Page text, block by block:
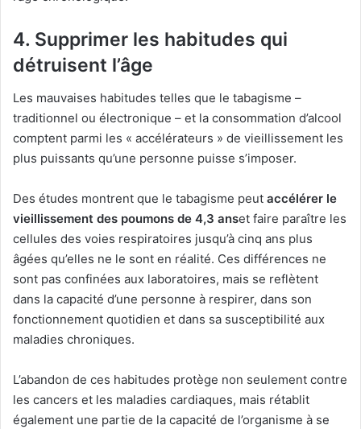
4. Supprimer les habitudes qui
détruisent l’âge
Les mauvaises habitudes telles que le tabagisme –
traditionnel ou électronique – et la consommation d’alcool
comptent parmi les « accélérateurs » de vieillissement les
plus puissants qu’une personne puisse s’imposer.
Des études montrent que le tabagisme peut accélérer le
vieillissement des poumons de 4,3 anset faire paraître les
cellules des voies respiratoires jusqu’à cinq ans plus
âgées qu’elles ne le sont en réalité. Ces différences ne
sont pas confinées aux laboratoires, mais se reflètent
dans la capacité d’une personne à respirer, dans son
fonctionnement quotidien et dans sa susceptibilité aux
maladies chroniques.
L’abandon de ces habitudes protège non seulement contre
les cancers et les maladies cardiaques, mais rétablit
également une partie de la capacité de l’organisme à se